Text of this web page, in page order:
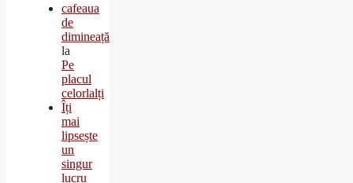
cafeaua
de
dimineață
la
Pe
placul
celorlalți
Îți
mai
lipsește
un
singur
lucru